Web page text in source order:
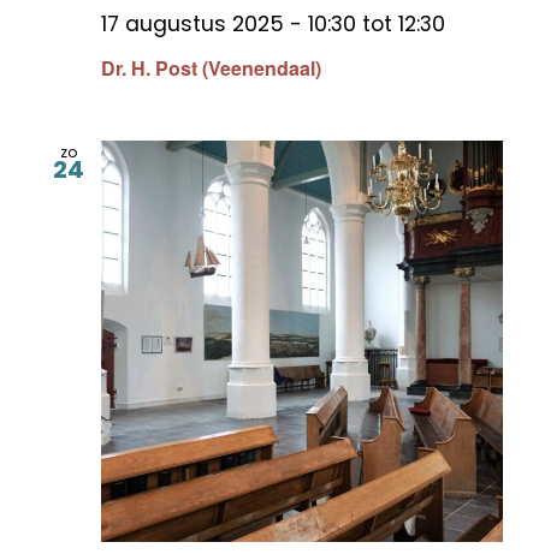
Dr. H. Post (Veenendaal)
17 augustus 2025 - 10:30 tot 12:30
zo
24